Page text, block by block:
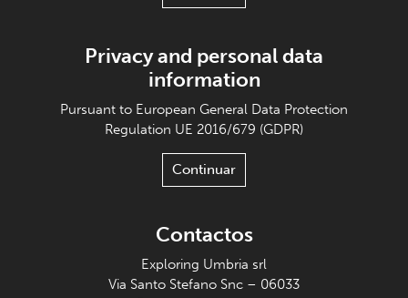
Privacy and personal data
information
Pursuant to European General Data Protection
Regulation UE 2016/679 (GDPR)
Continuar
Contactos
Exploring Umbria srl
Via Santo Stefano Snc – 06033